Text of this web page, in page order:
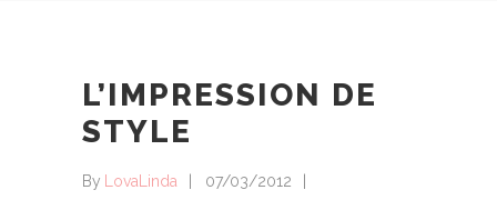
L’IMPRESSION DE
STYLE
By LovaLinda
07/03/2012